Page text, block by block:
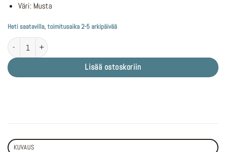
Väri: Musta
Heti saatavilla, toimitusaika 2-5 arkipäivää
Nastarengas 26" 120-559 CHAOYANG FAT-BIKE , (26x4.9), TR taitettava, musta
Lisää ostoskoriin
KUVAUS